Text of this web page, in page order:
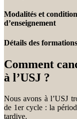
Modalités et
d’enseignement
Détails des formations
Comment
à l’USJ ?
Nous avons à l’USJ
de 1er cycle : la
tardive.